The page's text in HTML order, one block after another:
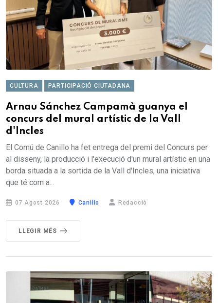
CULTURA PARTICIPACIÓ CIUTADANA
Arnau Sánchez Campamà guanya el
concurs del mural artístic de la Vall
d'Incles
El Comú de Canillo ha fet entrega del premi del Concurs per
al disseny, la producció i l'execució d'un mural artístic en una
borda situada a la sortida de la Vall d'Incles, una iniciativa
que té com a...
07 Agost 2026 Canillo Redacció
LLEGIR MÉS